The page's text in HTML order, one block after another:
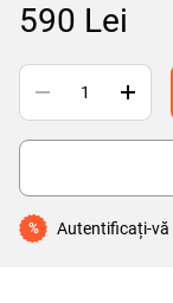
590 Lei
% Autentificați-vă